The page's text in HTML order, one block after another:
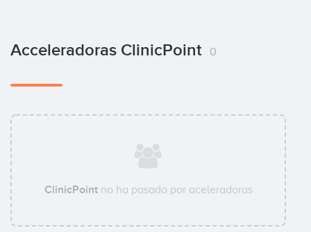
Jaime Sendagorta
Inversor
Acceleradoras ClinicPoint 0
ClinicPointno ha pasado por aceleradoras